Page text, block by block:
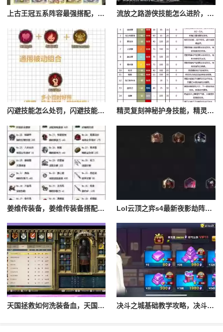
上古王冠五系阵容最强搭配，上古王冠五星排行 流放之路游侠技能怎么进阶，流放之路游侠技能怎么进阶的
闪避技能怎么处罚，闪避技能怎么处罚队友 精灵复刻神秘护身技能，精灵复刻攻略
姜维传装备，姜维传装备搭配一览表最新 Lol云顶之弈s4最新夜影劫阵容搭配，云顶之奕夜影劫阵容
天国拯救如何洗装备血，天国拯救怎么洗衣服 决斗之城基础教学攻略，决斗之城教学攻略2111